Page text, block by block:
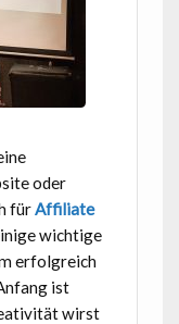
oder
für Affiliate
wichtige
erfolgreich
ist
wirst